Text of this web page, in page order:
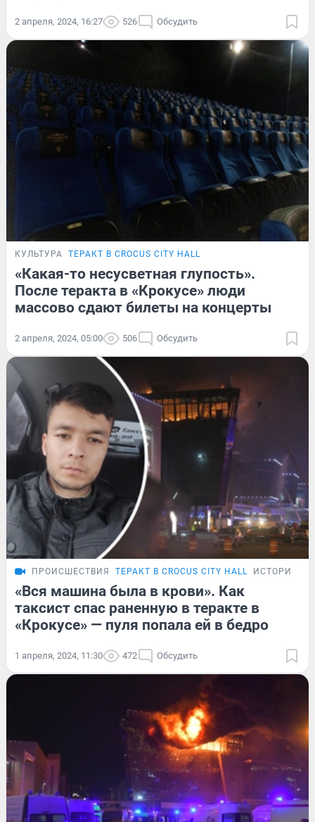
2 апреля, 2024, 16:27 526 Обсудить
КУЛЬТУРА ТЕРАКТ В CROCUS CITY HALL
«Какая-то несусветная глупость».
После теракта в «Крокусе» люди
массово сдают билеты на концерты
2 апреля, 2024, 05:00 506 Обсудить
ПРОИСШЕСТВИЯ ТЕРАКТ В CROCUS CITY HALL ИСТОРИИ
«Вся машина была в крови». Как
таксист спас раненную в теракте в
«Крокусе» — пуля попала ей в бедро
1 апреля, 2024, 11:30 472 Обсудить